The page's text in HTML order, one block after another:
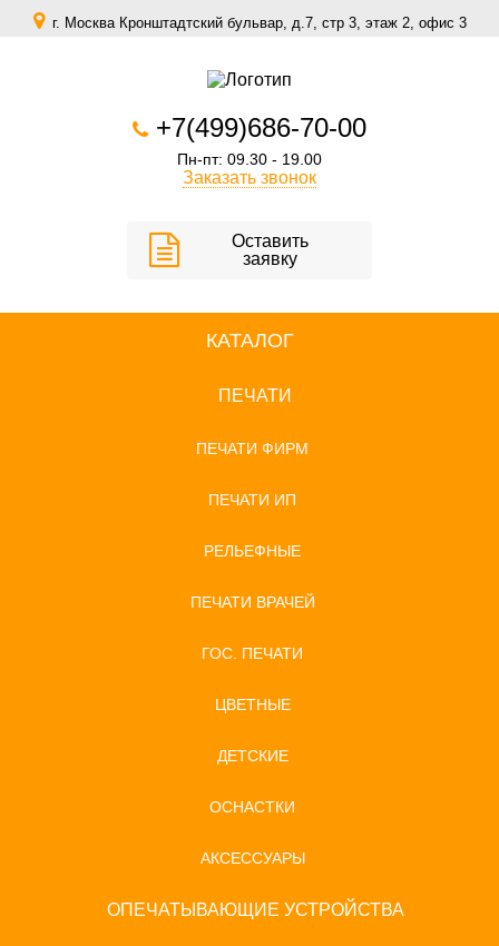
г. Москва Кронштадтский бульвар, д.7, стр 3, этаж 2, офис 3
+7(499)686-70-00
Пн-пт: 09.30 - 19.00
Заказать звонок
Оставить
заявку
КАТАЛОГ
ПЕЧАТИ
ПЕЧАТИ ФИРМ
ПЕЧАТИ ИП
РЕЛЬЕФНЫЕ
ПЕЧАТИ ВРАЧЕЙ
ГОС. ПЕЧАТИ
ЦВЕТНЫЕ
ДЕТСКИЕ
ОСНАСТКИ
АКСЕССУАРЫ
ОПЕЧАТЫВАЮЩИЕ УСТРОЙСТВА